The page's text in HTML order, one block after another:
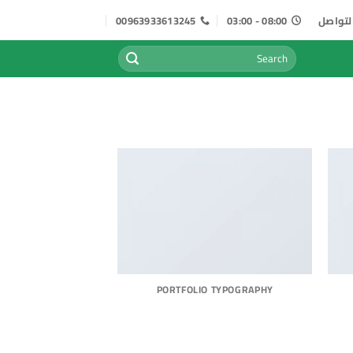
08:00 - 03:00
00963933613245
البحث
عن:
PORTFOLIO TYPOGRAPHY